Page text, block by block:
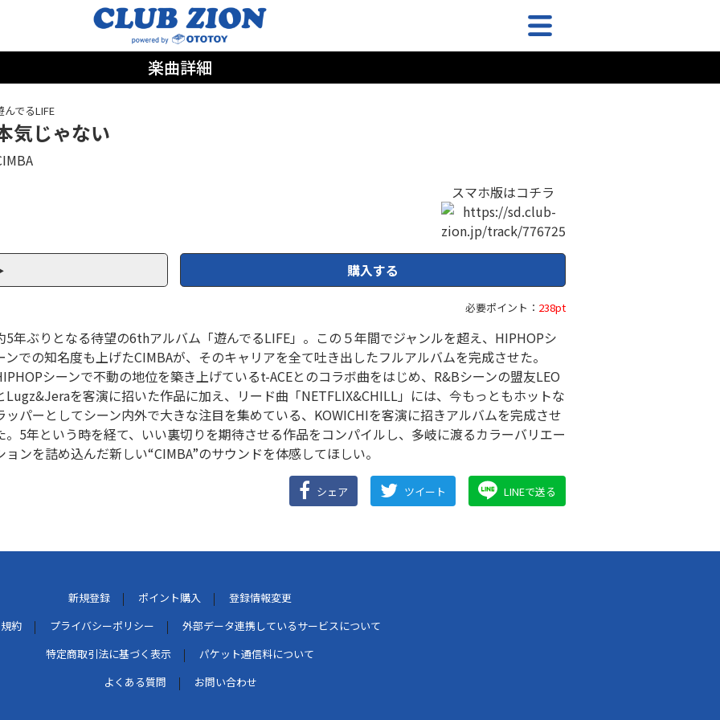
楽曲詳細
んでるLIFE
気じゃない
スマホ版はコチラ
購入する
必要ポイント： 238pt
5年ぶりとなる待望の6thアルバム「遊んでるLIFE」。この５年間でジャンルを超え、HIPHOPシ
ンでの知名度も上げたCIMBAが、そのキャリアを全て吐き出したフルアルバムを完成させた。
シーンで不動の地位を築き上げているt-ACEとのコラボ曲をはじめ、R&Bシーンの盟友LEO
Lugz&Jeraを客演に招いた作品に加え、リード曲「NETFLIX&CHILL」には、今もっともホットな
ッパーとしてシーン内外で大きな注目を集めている、KOWICHIを客演に招きアルバムを完成させ
。5年という時を経て、いい裏切りを期待させる作品をコンパイルし、多岐に渡るカラーバリエー
ョンを詰め込んだ新しい“CIMBA”のサウンドを体感してほしい。
シェア ツイート LINEで送る
新規登録 ポイント購入
登録情報変更
約
プライバシーポリシー
外部データ連携しているサービスについて
特定商取引法に基づく表示
パケット通信料について
よくある質問
お問い合わせ